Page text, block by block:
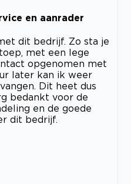
en aanrader
dit bedrijf. Zo sta je
met een lege
opgenomen met
later kan ik weer
Dit heet dus
bedankt voor de
en de goede
dit bedrijf.